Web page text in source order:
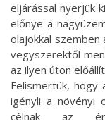
eljárással nyerjük
előnye a
olajokkal
vegyszerektől
az ilyen úton
Felismertük, hogy
igényli a növényi
célnak az